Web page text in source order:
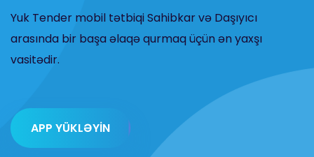
Yuk Tender mobil tətbiqi Sahibkar və Daşıyıcı
arasında bir başa əlaqə qurmaq üçün ən yaxşı
vasitədir.
APP YÜKLƏYİN